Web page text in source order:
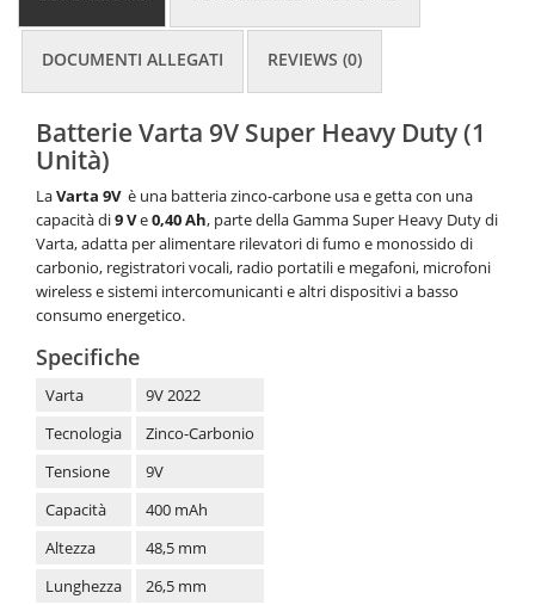
DOCUMENTI ALLEGATI REVIEWS (0)
Batterie Varta 9V Super Heavy Duty (1
Unità)
LaVarta 9V è una batteria zinco-carbone usa e getta con una
capacità di9 Ve0,40 Ah, parte della Gamma Super Heavy Duty di
Varta, adatta per alimentare rilevatori di fumo e monossido di
carbonio, registratori vocali, radio portatili e megafoni, microfoni
wireless e sistemi intercomunicanti e altri dispositivi a basso
consumo energetico.
Specifiche
Varta
9V 2022
Tecnologia
Zinco-Carbonio
Tensione
9V
Capacità
400 mAh
Altezza
48,5 mm
Lunghezza
26,5 mm